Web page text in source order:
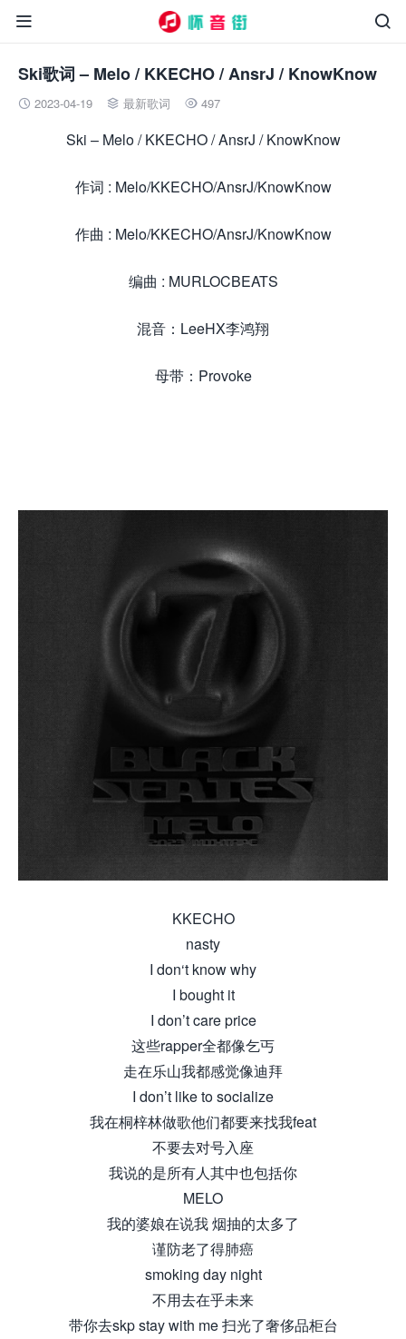


Ski歌词 – Melo / KKECHO / AnsrJ / KnowKnow
 2023-04-19  最新歌词  497
Ski – Melo / KKECHO / AnsrJ / KnowKnow
作词 : Melo/KKECHO/AnsrJ/KnowKnow
作曲 : Melo/KKECHO/AnsrJ/KnowKnow
编曲 : MURLOCBEATS
混音：LeeHX李鸿翔
母带：Provoke
KKECHO
nasty
I don‘t know why
I bought it
I don’t care price
这些rapper全都像乞丐
走在乐山我都感觉像迪拜
I don’t like to socialize
我在桐梓林做歌他们都要来找我feat
不要去对号入座
我说的是所有人其中也包括你
MELO
我的婆娘在说我 烟抽的太多了
谨防老了得肺癌
smoking day night
不用去在乎未来
带你去skp stay with me 扫光了奢侈品柜台